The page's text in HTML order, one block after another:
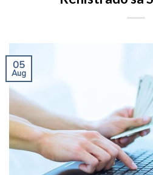
05
Aug